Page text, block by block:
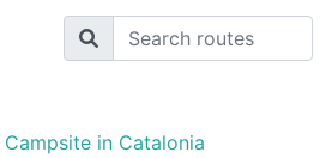
Campsite in Catalonia